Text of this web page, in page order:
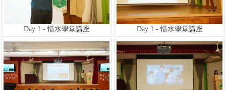
Day 1 - 惜水學堂講座 Day 1 - 惜水學堂講座